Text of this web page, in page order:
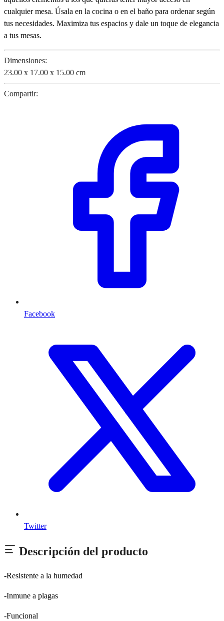
cualquier mesa. Úsala en la cocina o en el baño para ordenar según
tus necesidades. Maximiza tus espacios y dale un toque de elegancia
a tus mesas.
Dimensiones:
23.00 x 17.00 x 15.00 cm
Compartir:
Facebook
Twitter
Descripción del producto
-Resistente a la humedad
-Inmune a plagas
-Funcional